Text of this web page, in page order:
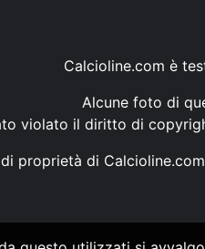
Calcioline.com è
Alcune foto di
violato il diritto di
proprietà di